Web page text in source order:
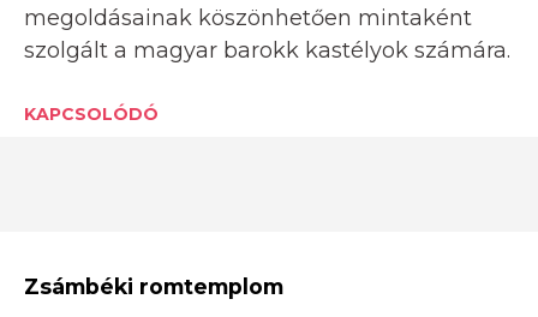
megoldásainak köszönhetően mintaként
szolgált a magyar barokk kastélyok számára.
KAPCSOLÓDÓ
Zsámbéki romtemplom